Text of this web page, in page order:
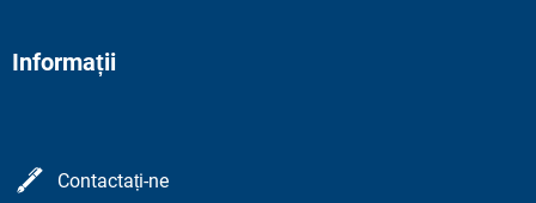
Informații
Contactați-ne